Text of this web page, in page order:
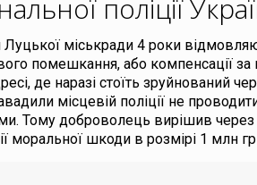
поліції
міськради 4 роки
помешкання, або компенсації за
де наразі стоїть зруйнований
місцевій поліції не
Тому доброволець вирішив через
моральної шкоди в розмірі 1 млн